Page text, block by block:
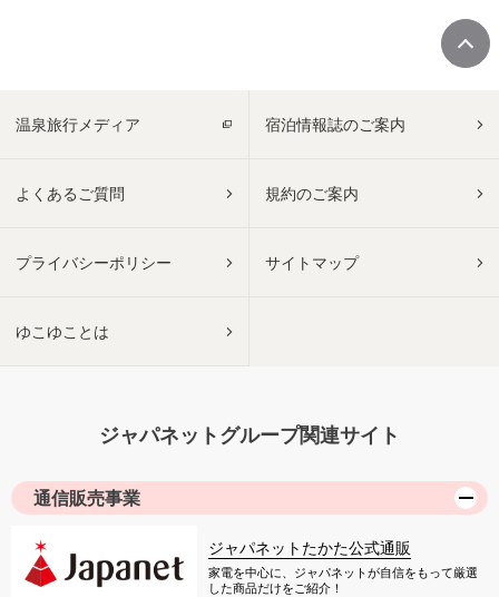
温泉旅行メディア 宿泊情報誌のご案内
よくあるご質問 規約のご案内
プライバシーポリシー サイトマップ
ゆこゆことは
ジャパネットグループ関連サイト
通信販売事業
ジャパネットたかた公式通販
家電を中心に、ジャパネットが自信をもって厳選
した商品だけをご紹介！